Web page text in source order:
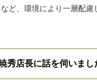
ど、環境により一層配
秀店長に話を伺いまし